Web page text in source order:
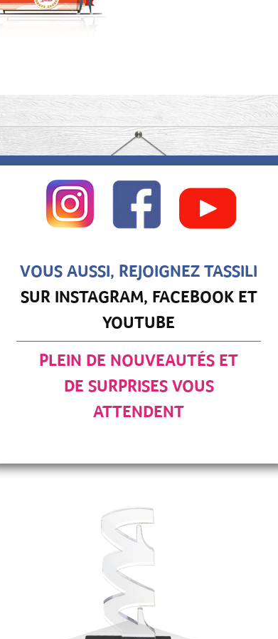
VOUS AUSSI, REJOIGNEZ TASSILI
SUR INSTAGRAM, FACEBOOK ET
YOUTUBE
PLEIN DE NOUVEAUTÉS ET
DE SURPRISES VOUS
ATTENDENT